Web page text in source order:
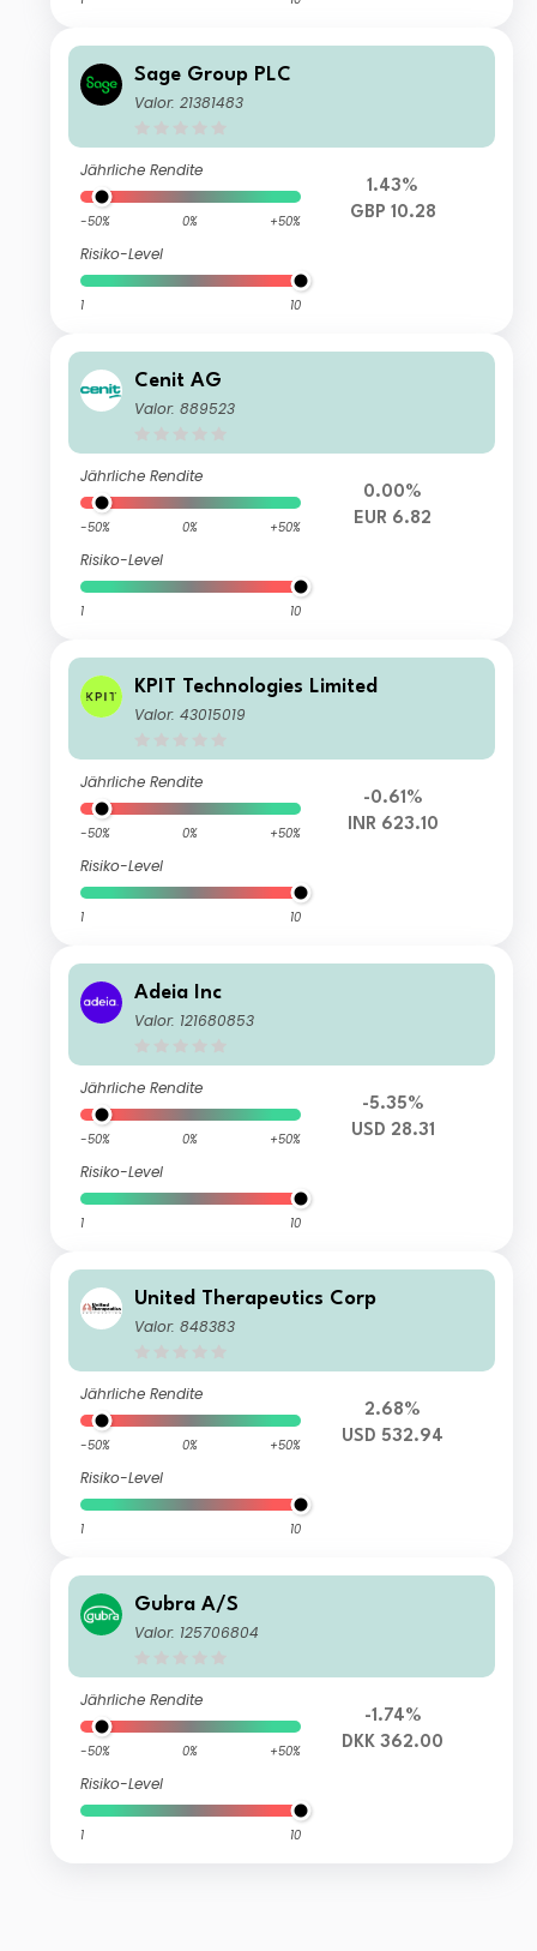
Sage Group PLC
Valor: 21381483
Jährliche Rendite
-50% 0% +50%
Risiko-Level
1 10
1.43%
GBP 10.28
Cenit AG
Valor: 889523
Jährliche Rendite
-50% 0% +50%
Risiko-Level
1 10
0.00%
EUR 6.82
KPIT Technologies Limited
Valor: 43015019
Jährliche Rendite
-50% 0% +50%
Risiko-Level
1 10
-0.61%
INR 623.10
Adeia Inc
Valor: 121680853
Jährliche Rendite
-50% 0% +50%
Risiko-Level
1 10
-5.35%
USD 28.31
United Therapeutics Corp
Valor: 848383
Jährliche Rendite
-50% 0% +50%
Risiko-Level
1 10
2.68%
USD 532.94
Gubra A/S
Valor: 125706804
Jährliche Rendite
-50% 0% +50%
Risiko-Level
1 10
-1.74%
DKK 362.00